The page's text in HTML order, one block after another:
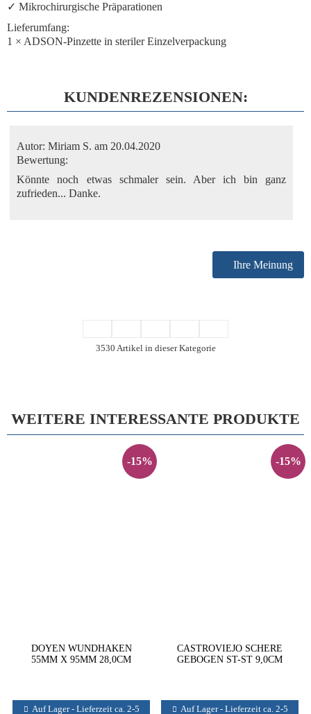
✓ Mikrochirurgische Präparationen
Lieferumfang:
1 × ADSON-Pinzette in steriler Einzelverpackung
KUNDENREZENSIONEN:
Autor: Miriam S. am 20.04.2020
Bewertung:
Könnte noch etwas schmaler sein. Aber ich bin ganz
zufrieden... Danke.
Ihre Meinung
3530 Artikel in dieser Kategorie
WEITERE INTERESSANTE PRODUKTE
-15%
DOYEN WUNDHAKEN
55MM X 95MM 28,0CM
Auf Lager - Lieferzeit ca. 2-5
-15%
CASTROVIEJO SCHERE
GEBOGEN ST-ST 9,0CM
Auf Lager - Lieferzeit ca. 2-5